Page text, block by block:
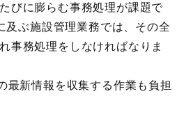
びに膨らむ事務処理が課題で
及ぶ施設管理業務では、その全
事務処理をしなければなりま
最新情報を収集する作業も負担